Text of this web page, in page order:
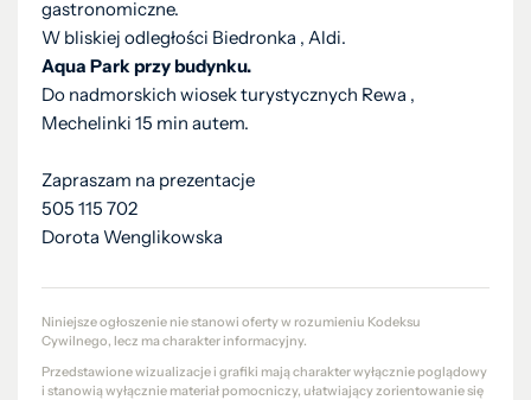
gastronomiczne.
W bliskiej odległości Biedronka , Aldi.
Aqua Park przy budynku.
Do nadmorskich wiosek turystycznych Rewa ,
Mechelinki 15 min autem.
Zapraszam na prezentacje
505 115 702
Dorota Wenglikowska
Niniejsze ogłoszenie nie stanowi oferty w rozumieniu Kodeksu
Cywilnego, lecz ma charakter informacyjny.
Przedstawione wizualizacje i grafiki mają charakter wyłącznie poglądowy
i stanowią wyłącznie materiał pomocniczy, ułatwiający zorientowanie się